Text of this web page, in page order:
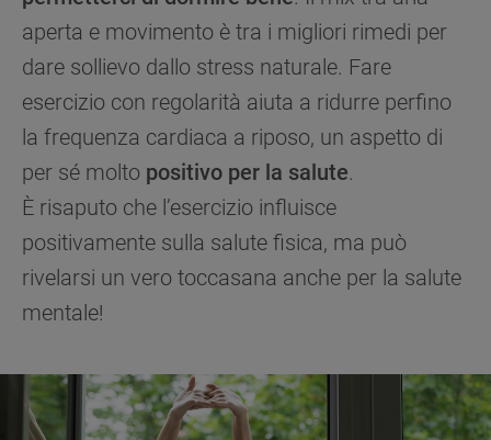
aperta e movimento è tra i migliori rimedi per
dare sollievo dallo stress naturale. Fare
esercizio con regolarità aiuta a ridurre perfino
la frequenza cardiaca a riposo, un aspetto di
per sé molto positivo per la salute.
È risaputo che l’esercizio influisce
positivamente sulla salute fisica, ma può
rivelarsi un vero toccasana anche per la salute
mentale!